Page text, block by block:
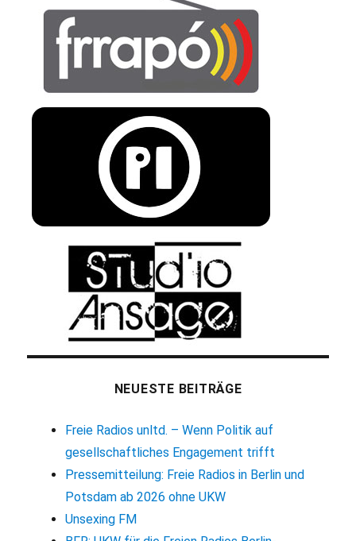
NEUESTE BEITRÄGE
Freie Radios unltd. – Wenn Politik auf
gesellschaftliches Engagement trifft
Pressemitteilung: Freie Radios in Berlin und
Potsdam ab 2026 ohne UKW
Unsexing FM